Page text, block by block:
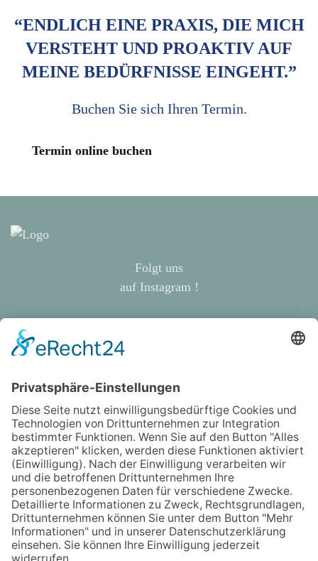
“ENDLICH EINE PRAXIS, DIE MICH
VERSTEHT UND PROAKTIV AUF
MEINE BEDÜRFNISSE EINGEHT.”
Buchen Sie sich Ihren Termin.
Termin online buchen
Folgt uns
auf Instagram !
Abraham-Lincoln-Straße 4
kontakt@zahnarztpraxis-weimar.de
03643 - 502247
03643 - 772984
Über uns / Praxisteam
Philosophie
Terminbuchung
Kontakt